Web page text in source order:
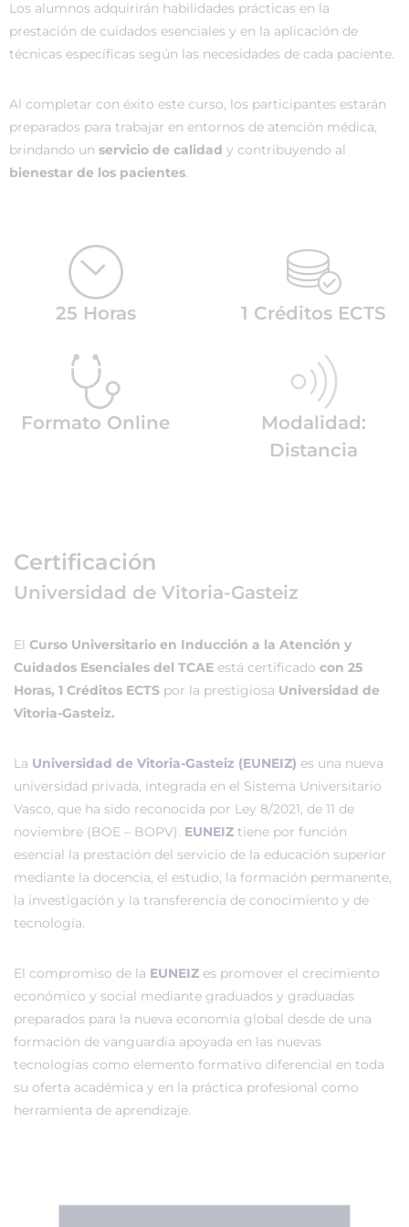
Los alumnos adquirirán habilidades prácticas en la
prestación de cuidados esenciales y en la aplicación de
técnicas específicas según las necesidades de cada paciente.
Al completar con éxito este curso, los participantes estarán
preparados para trabajar en entornos de atención médica,
brindando un servicio de calidad y contribuyendo al
bienestar de los pacientes.
25 Horas 1 Créditos ECTS
Formato Online
Modalidad:
Distancia
Certificación
Universidad de Vitoria-Gasteiz
El Curso Universitario en Inducción a la Atención y
Cuidados Esenciales del TCAE está certificado con 25
Horas, 1 Créditos ECTS por la prestigiosa Universidad de
Vitoria-Gasteiz.
La Universidad de Vitoria-Gasteiz (EUNEIZ) es una nueva
universidad privada, integrada en el Sistema Universitario
Vasco, que ha sido reconocida por Ley 8/2021, de 11 de
noviembre (BOE – BOPV). EUNEIZ tiene por función
esencial la prestación del servicio de la educación superior
mediante la docencia, el estudio, la formación permanente,
la investigación y la transferencia de conocimiento y de
tecnología.
El compromiso de la EUNEIZ es promover el crecimiento
económico y social mediante graduados y graduadas
preparados para la nueva economía global desde de una
formación de vanguardia apoyada en las nuevas
tecnologías como elemento formativo diferencial en toda
su oferta académica y en la práctica profesional como
herramienta de aprendizaje.